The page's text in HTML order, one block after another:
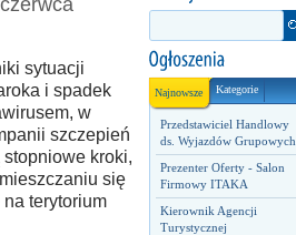
Najnowsze Kategorie
Przedstawiciel Handlowy
ds. Wyjazdów Grupowych
Prezenter Oferty - Salon
Firmowy ITAKA
Kierownik Agencji
Turystycznej
sytuacji
i spadek
w
szczepień
kroki,
się
terytorium